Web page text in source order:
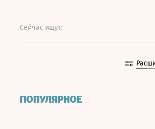
Сейчас ищут:
ПОПУЛЯРНОЕ